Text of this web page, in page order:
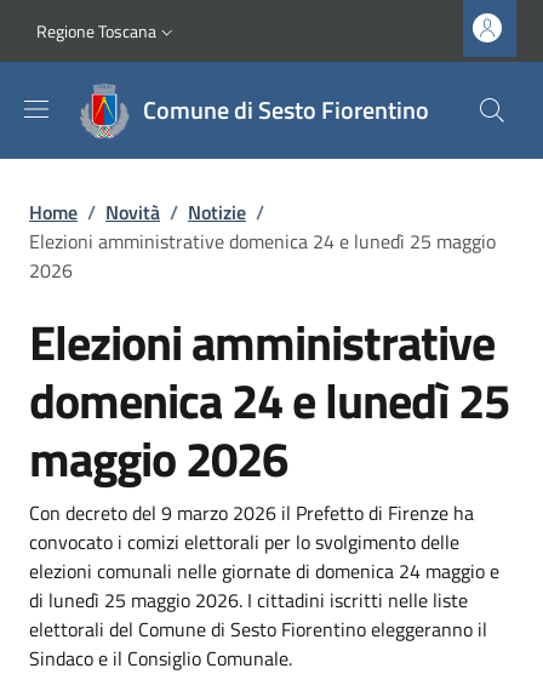
Slim top
Regione Toscana
Comune di Sesto Fiorentino
Briciole di pane
Home / Novità / Notizie /
Elezioni amministrative domenica 24 e lunedì 25 maggio
2026
Elezioni amministrative
domenica 24 e lunedì 25
maggio 2026
Dettagli
Descrizione breve
Con decreto del 9 marzo 2026 il Prefetto di Firenze ha
convocato i comizi elettorali per lo svolgimento delle
elezioni comunali nelle giornate di domenica 24 maggio e
di lunedì 25 maggio 2026. I cittadini iscritti nelle liste
elettorali del Comune di Sesto Fiorentino eleggeranno il
Sindaco e il Consiglio Comunale.